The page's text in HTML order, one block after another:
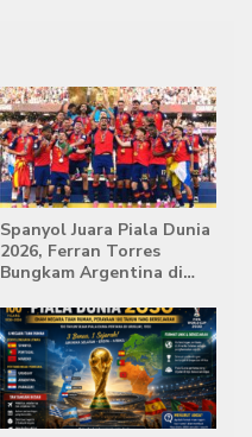
Spanyol Juara Piala Dunia
2026, Ferran Torres
Bungkam Argentina di